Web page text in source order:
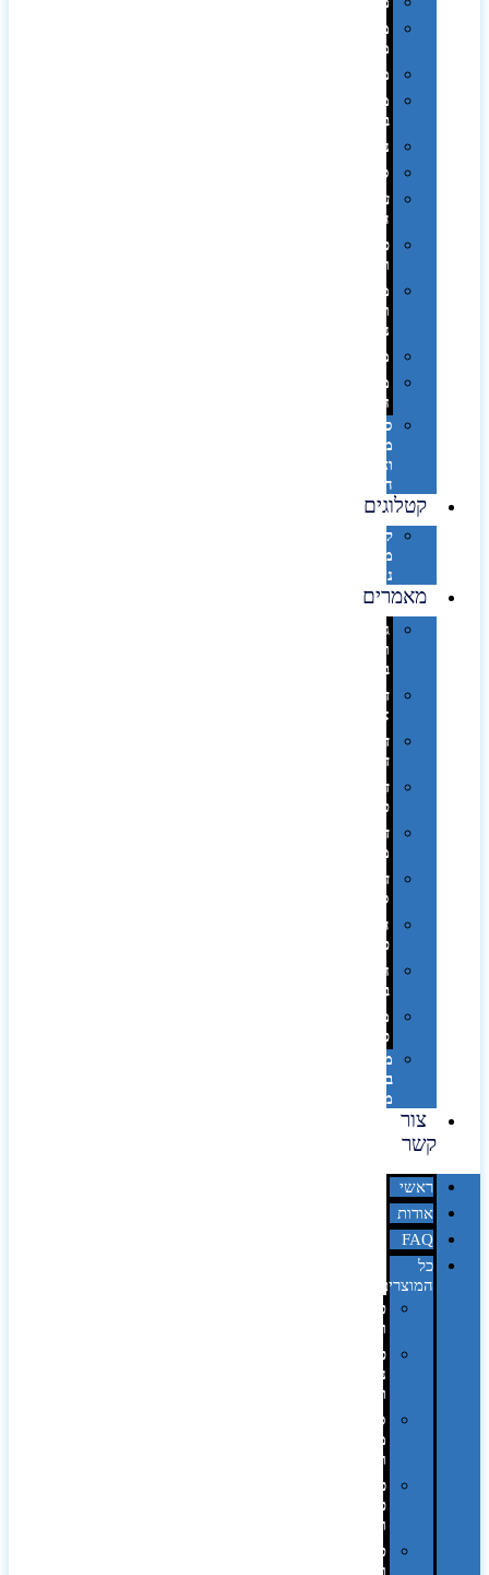
מחזיקי
מפתחות
משחקים
מתנה
בפחית
נסיעות
ספורט
על
השולחן…
פינוק
וספא
מזוודות
ותיקי
נסיעות
מטריות
מוצרי
חוף
סביבת
מחשב
וציוד
היקפי
קטלוגים
קטלוג
מוצרי
נייר
מאמרים
גימורים
והשבחות
בדפוס
דפוס
אופסט
דפוס
דיגיטלי
דפוס
טמפון
דפוס
משי
דפוס
סובלימציה
הדפס
פרוצס
חריטה
בלייזר
מהו
פנטון?
מיתוג
באמצעות
מדבקות
צור
קשר
ראשי
אודות
FAQ
כל
המוצרים
טכנולוגיה
וגאדג'טים
פנאי,
נופש
ונסיעות
סביבת
משרד
ופרימיום
כלים,
פנסים
ורכב
טקסטיל
וחורף